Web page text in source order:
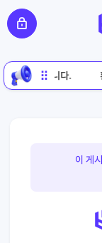
환영합니다.
이 게